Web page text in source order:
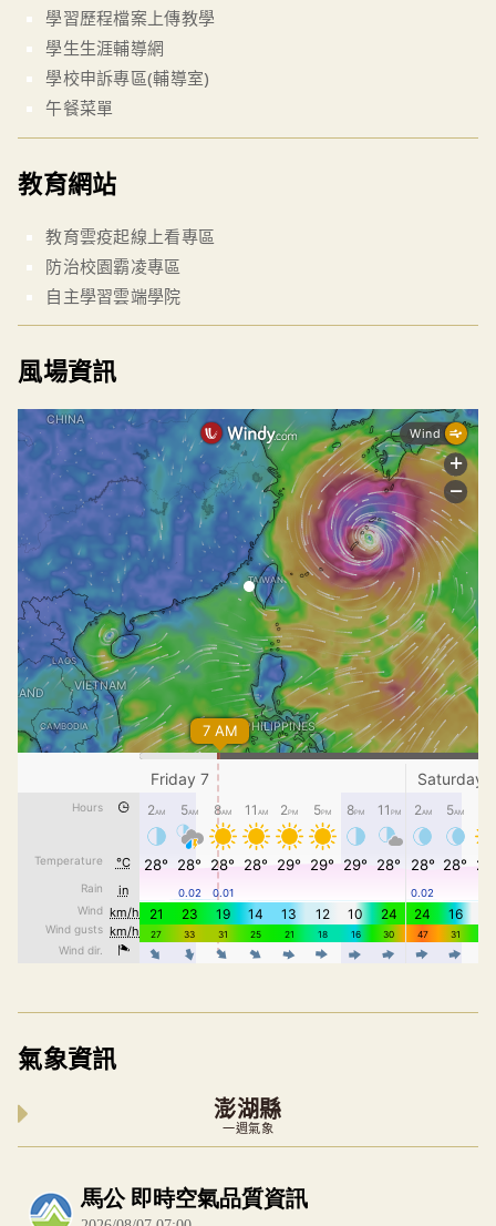
學習歷程檔案上傳教學
學生生涯輔導網
學校申訴專區(輔導室)
午餐菜單
教育網站
教育雲疫起線上看專區
防治校園霸凌專區
自主學習雲端學院
風場資訊
氣象資訊
澎湖縣
一週氣象
內嵌空氣品質小工具為視覺預覽，完整即時空